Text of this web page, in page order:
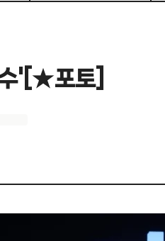
'[★포토]